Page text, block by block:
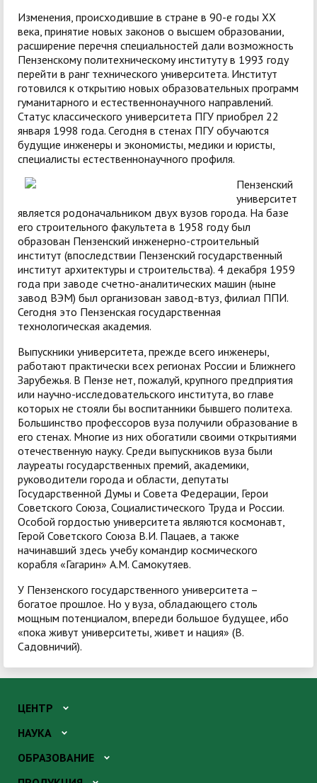
Изменения, происходившие в стране в 90-е годы XX
века, принятие новых законов о высшем образовании,
расширение перечня специальностей дали возможность
Пензенскому политехническому институту в 1993 году
перейти в ранг технического университета. Институт
готовился к открытию новых образовательных программ
гуманитарного и естественнонаучного направлений.
Статус классического университета ПГУ приобрел 22
января 1998 года. Сегодня в стенах ПГУ обучаются
будущие инженеры и экономисты, медики и юристы,
специалисты естественнонаучного профиля.
Пензенский
университет
является родоначальником двух вузов города. На базе
его строительного факультета в 1958 году был
образован Пензенский инженерно-строительный
институт (впоследствии Пензенский государственный
институт архитектуры и строительства). 4 декабря 1959
года при заводе счетно-аналитических машин (ныне
завод ВЭМ) был организован завод-втуз, филиал ППИ.
Сегодня это Пензенская государственная
технологическая академия.
Выпускники университета, прежде всего инженеры,
работают практически всех регионах России и Ближнего
Зарубежья. В Пензе нет, пожалуй, крупного предприятия
или научно-исследовательского института, во главе
которых не стояли бы воспитанники бывшего политеха.
Большинство профессоров вуза получили образование в
его стенах. Многие из них обогатили своими открытиями
отечественную науку. Среди выпускников вуза были
лауреаты государственных премий, академики,
руководители города и области, депутаты
Государственной Думы и Совета Федерации, Герои
Советского Союза, Социалистического Труда и России.
Особой гордостью университета являются космонавт,
Герой Советского Союза В.И. Пацаев, а также
начинавший здесь учебу командир космического
корабля «Гагарин» А.М. Самокутяев.
У Пензенского государственного университета –
богатое прошлое. Но у вуза, обладающего столь
мощным потенциалом, впереди большое будущее, ибо
«пока живут университеты, живет и нация» (В.
Садовничий).
ЦЕНТР
НАУКА
ОБРАЗОВАНИЕ